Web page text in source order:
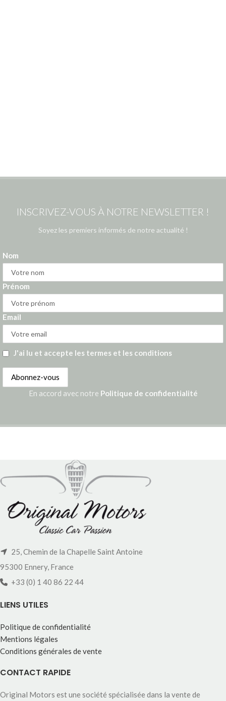
INSCRIVEZ-VOUS À NOTRE NEWSLETTER !
Soyez les premiers informés de notre actualité !
Nom
Prénom
Email
J'ai lu et accepte les termes et les conditions
En accord avec notre Politique de confidentialité
25, Chemin de la Chapelle Saint Antoine
95300 Ennery, France
+33 (0) 1 40 86 22 44
LIENS UTILES
Politique de confidentialité
Mentions légales
Conditions générales de vente
CONTACT RAPIDE
Original Motors est une société spécialisée dans la vente de